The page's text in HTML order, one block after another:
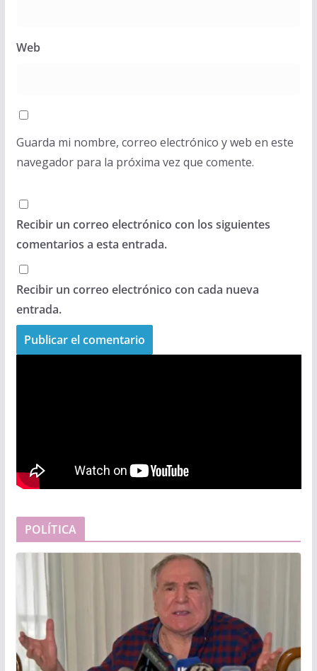
Web
Guarda mi nombre, correo electrónico y web en este
navegador para la próxima vez que comente.
Recibir un correo electrónico con los siguientes
comentarios a esta entrada.
Recibir un correo electrónico con cada nueva
entrada.
POLÍTICA